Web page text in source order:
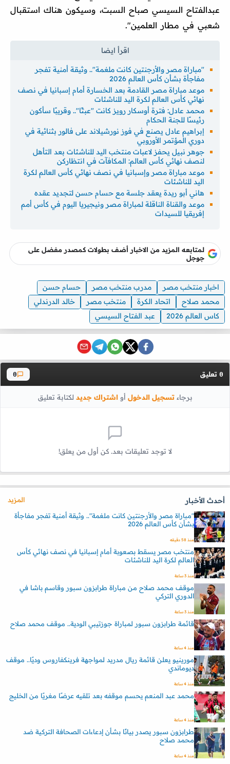
عبدالفتاح السيسي صباح السبت، وسيكون هناك استقبال
شعبي في مطار العلمين".
"مباراة مصر والأرجنتين كانت ملغمة".. وثيقة أمنية تفجر
مفاجأة بشأن كأس العالم 2026
موعد مباراة مصر القادمة بعد الخسارة أمام إسبانيا في نصف
نهائي كأس العالم لكرة اليد للناشئات
محمد عادل: فترة أوسكار رويز كانت "عبثًا".. وقريبًا سأكون
رئيسًا للجنة الحكام
إبراهيم عادل يصنع في فوز نورشيلاند على فالور بثنائية في
دوري المؤتمر الأوروبي
جوهر نبيل يحفز لاعبات منتخب اليد للناشئات بعد التأهل
لنصف نهائي كأس العالم: المكافآت في انتظاركن
موعد مباراة مصر وإسبانيا في نصف نهائي كأس العالم لكرة
اليد للناشئات
هاني أبو ريدة يعقد جلسة مع حسام حسن لتجديد عقده
موعد والقناة الناقلة لمباراة مصر ونيجيريا اليوم في كأس أمم
إفريقيا للسيدات
لمتابعه المزيد من الاخبار أضف بطولات كمصدر مفضل على
جوجل
اخبار منتخب مصر مدرب منتخب مصر
حسام حسن
محمد صلاح
اتحاد الكرة منتخب مصر
خالد الدرندلي
كاس العالم 2026
عبد الفتاح السيسي
0 تعليق 0
برجاءتسجيل الدخول أواشتراك جديد لكتابة تعليق
لا توجد تعليقات بعد. كن أول من يعلق!
أحدث الأخبار
المزيد
"مباراة مصر والأرجنتين كانت ملغمة".. وثيقة أمنية تفجر مفاجأة
بشأن كأس العالم 2026
منذ 58 دقيقه
منتخب مصر يسقط بصعوبة أمام إسبانيا في نصف نهائي كأس
العالم لكرة اليد للناشئات
منذ 3 ساعة
موقف محمد صلاح من مباراة طرابزون سبور وقاسم باشا في
الدوري التركي
منذ 3 ساعة
قائمة طرابزون سبور لمباراة جوزتيبي الودية.. موقف محمد صلاح
منذ 4 ساعة
مورينيو يعلن قائمة ريال مدريد لمواجهة فرينكفاروس وديًا.. موقف
ديوماندي
منذ 4 ساعة
محمد عبد المنعم يحسم موقفه بعد تلقيه عرضًا مغريًا من الخليج
منذ 4 ساعة
طرابزون سبور يصدر بيانًا بشأن إدعاءات الصحافة التركية ضد
محمد صلاح
منذ 4 ساعة